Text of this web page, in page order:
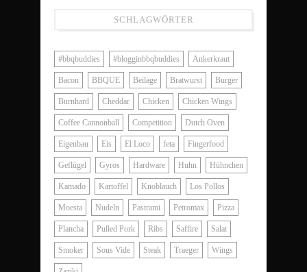
SCHLAGWÖRTER
#bbqbuddies #blogginbbqbuddies Ankerkraut
Bacon BBQUE Beilage Bratwurst Burger
Burnhard Cheddar Chicken Chicken Wings
Coffee Cannonball Competition Dutch Oven
Eigenbau Eis El Loco feta Fingerfood
Geflügel Gyros Hardware Huhn Hühnchen
Kamado Kartoffel Knoblauch Los Pollos
Moesta Nudeln Pastrami Petromax Pizza
Plancha Pulled Pork Ribs Saffire Salat
Smoker Sous Vide Steak Traeger Wings